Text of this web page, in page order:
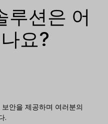
션은 어
요?
안을 제공하며 여러분의
.